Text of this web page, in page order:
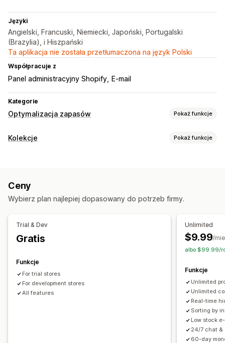
Języki
Angielski, Francuski, Niemiecki, Japoński, Portugalski
(Brazylia), i Hiszpański
Ta aplikacja nie została przetłumaczona na język Polski
Współpracuje z
Panel administracyjny Shopify E-mail
Kategorie
Optymalizacja zapasów Pokaż funkcje
Zarządzanie zapasami
Zarządzanie zamówieniami
Zbiorcze przetwarzanie
Zamówienia w przedsprzedaży
Powiadomienia o uzupełnieniu zapasów
Przypomnienia o uzupełnieniu zapasów
Powiadomienia o zapasach wyczerpanych
Alerty osiągnięcia progu
Kolekcje Pokaż funkcje
Ukrywanie produktów
Ceny
Wybierz plan najlepiej dopasowany do potrzeb firmy.
Trial & Dev
Gratis
Funkcje
For trial stores
For development stores
All features
Unlimited
$9.99/
albo $99.99/
Funkcje
Unlimited
Unlimited
Real-time
Sorting by
Low stock
24/7 chat &
60-day